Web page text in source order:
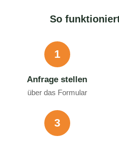
So
1
Anfrage stellen
über das Formular
3